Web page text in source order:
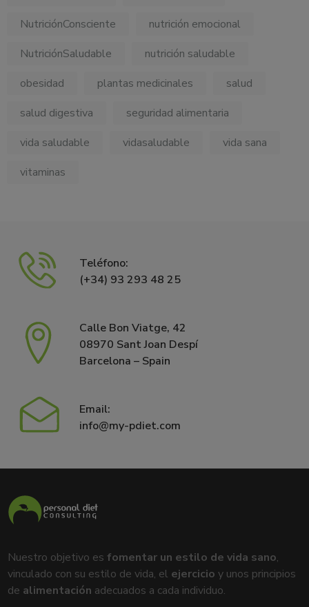
NutriciónConsciente
nutrición emocional
NutriciónSaludable
nutrición saludable
obesidad
plantas medicinales
salud
salud digestiva
seguridad alimentaria
vida saludable
vidasaludable
vida sana
vitaminas
Teléfono:
(+34) 93 293 48 25
Calle Bon Viatge, 42
08970 Sant Joan Despí
Barcelona – Spain
Email:
info@my-pdiet.com
Nuestro objetivo esfomentar un estilo de vida sano,
vinculado con su estilo de vida, el ejercicio y unos principios
de alimentación adecuados a cada individuo.